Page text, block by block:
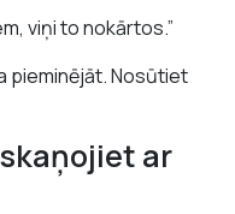
viņi to nokārtos.”
pieminējāt. Nosūtiet
ar